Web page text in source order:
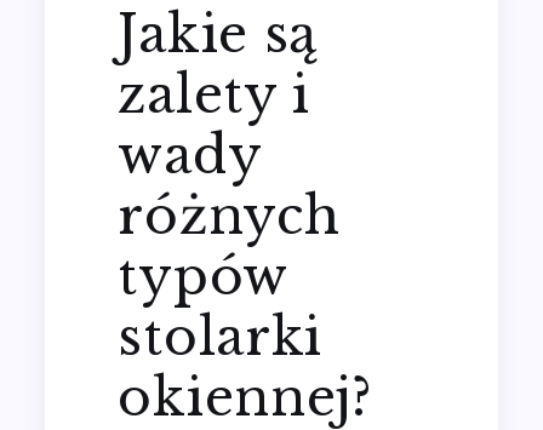
Jakie są
zalety i
wady
różnych
typów
stolarki
okiennej?